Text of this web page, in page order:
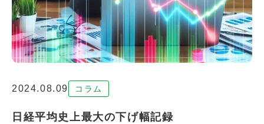
2024.08.09 コラム
日経平均史上最大の下げ幅記録